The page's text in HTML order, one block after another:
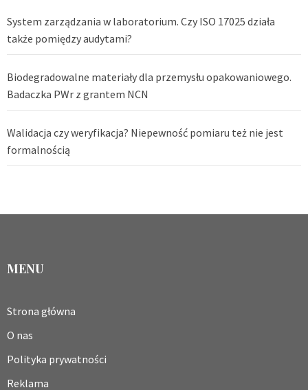
System zarządzania w laboratorium. Czy ISO 17025 działa
także pomiędzy audytami?
Biodegradowalne materiały dla przemysłu opakowaniowego.
Badaczka PWr z grantem NCN
Walidacja czy weryfikacja? Niepewność pomiaru też nie jest
formalnością
MENU
Strona główna
O nas
Polityka prywatności
Reklama